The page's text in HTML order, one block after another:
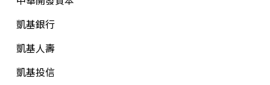
凱基銀行
凱基人壽
凱基投信